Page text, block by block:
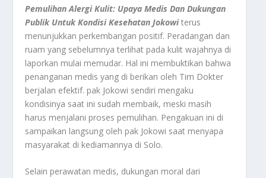
Pemulihan Alergi Kulit: Upaya Medis Dan Dukungan
Publik Untuk Kondisi Kesehatan Jokowiterus
menunjukkan perkembangan positif. Peradangan dan
ruam yang sebelumnya terlihat pada kulit wajahnya di
laporkan mulai memudar. Hal ini membuktikan bahwa
penanganan medis yang di berikan oleh Tim Dokter
berjalan efektif. pak Jokowi sendiri mengaku
kondisinya saat ini sudah membaik, meski masih
harus menjalani proses pemulihan. Pengakuan ini di
sampaikan langsung oleh pak Jokowi saat menyapa
masyarakat di kediamannya di Solo.
Selain perawatan medis, dukungan moral dari